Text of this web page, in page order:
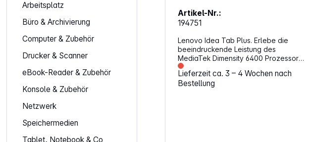
Arbeitsplatz
Büro & Archivierung
Computer & Zubehör
Drucker & Scanner
eBook-Reader & Zubehör
Konsole & Zubehör
Netzwerk
Speichermedien
Tablet, Notebook & Co
Artikel-Nr.:
194751
Lenovo Idea Tab Plus. Erlebe die
beeindruckende Leistung des
MediaTek Dimensity 6400 Prozessors,
der mit seinen acht Kernen und einer
Taktfrequenz von bis zu 2,5 GHz für
eine reibungslose und schnelle
Lieferzeit ca. 3 – 4 Wochen nach
Bestellung